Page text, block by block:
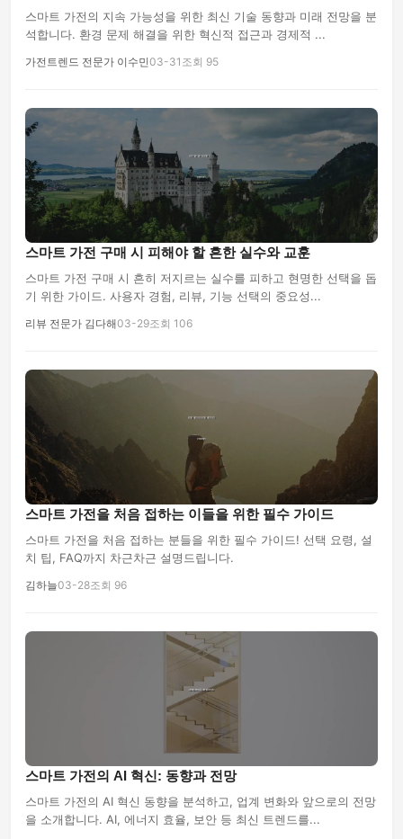
스마트 가전의 지속 가능성을 위한 최신 기술 동향과 미래 전망을 분
석합니다. 환경 문제 해결을 위한 혁신적 접근과 경제적 ...
가전트렌드 전문가 이수민03-31 조회 95
스마트 가전 구매 시 피해야 할 흔한 실수와 교훈
스마트 가전 구매 시 흔히 저지르는 실수를 피하고 현명한 선택을 돕
기 위한 가이드. 사용자 경험, 리뷰, 기능 선택의 중요성...
리뷰 전문가 김다해03-29조회 106
스마트 가전을 처음 접하는 이들을 위한 필수 가이드
스마트 가전을 처음 접하는 분들을 위한 필수 가이드! 선택 요령, 설
치 팁, FAQ까지 차근차근 설명드립니다.
김하늘03-28조회 96
스마트 가전의 AI 혁신: 동향과 전망
스마트 가전의 AI 혁신 동향을 분석하고, 업계 변화와 앞으로의 전망
을 소개합니다. AI, 에너지 효율, 보안 등 최신 트렌드를...